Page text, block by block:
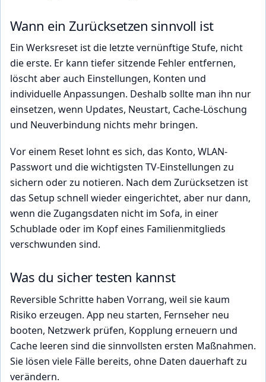
Wann ein Zurücksetzen sinnvoll ist
Ein Werksreset ist die letzte vernünftige Stufe, nicht
die erste. Er kann tiefer sitzende Fehler entfernen,
löscht aber auch Einstellungen, Konten und
individuelle Anpassungen. Deshalb sollte man ihn nur
einsetzen, wenn Updates, Neustart, Cache-Löschung
und Neuverbindung nichts mehr bringen.
Vor einem Reset lohnt es sich, das Konto, WLAN-
Passwort und die wichtigsten TV-Einstellungen zu
sichern oder zu notieren. Nach dem Zurücksetzen ist
das Setup schnell wieder eingerichtet, aber nur dann,
wenn die Zugangsdaten nicht im Sofa, in einer
Schublade oder im Kopf eines Familienmitglieds
verschwunden sind.
Was du sicher testen kannst
Reversible Schritte haben Vorrang, weil sie kaum
Risiko erzeugen. App neu starten, Fernseher neu
booten, Netzwerk prüfen, Kopplung erneuern und
Cache leeren sind die sinnvollsten ersten Maßnahmen.
Sie lösen viele Fälle bereits, ohne Daten dauerhaft zu
verändern.